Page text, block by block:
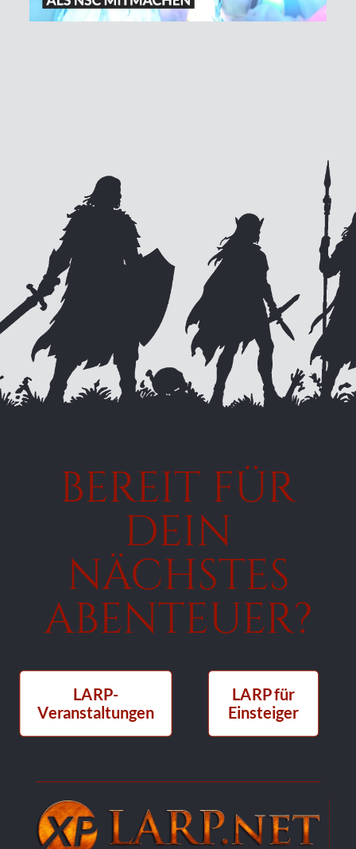
BEREIT FÜR
DEIN
NÄCHSTES
ABENTEUER?
LARP-
Veranstaltungen
LARP für
Einsteiger